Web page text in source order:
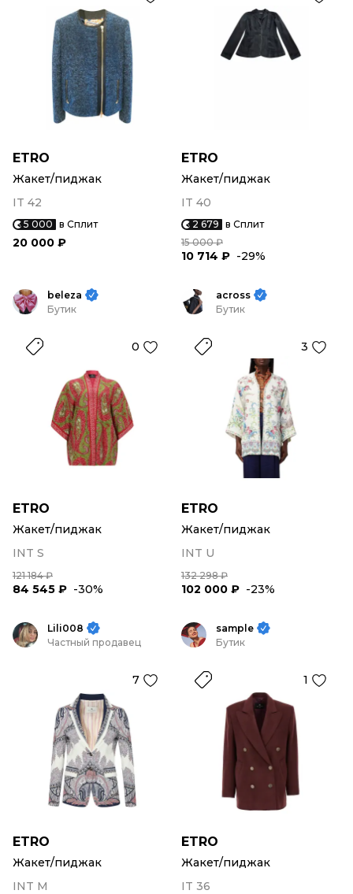
ETRO
Жакет/пиджак
IT 42
5 000 в Сплит
20 000 ₽
ETRO
Жакет/пиджак
IT 40
2 679 в Сплит
15 000 ₽
10 714 ₽ -29%
beleza
Бутик
0
ETRO
Жакет/пиджак
INT S
121 184 ₽
84 545 ₽ -30%
across
Бутик
3
ETRO
Жакет/пиджак
INT U
132 298 ₽
102 000 ₽ -23%
Lili008
Частный продавец
7
ETRO
Жакет/пиджак
INT M
sample
Бутик
1
ETRO
Жакет/пиджак
IT 36